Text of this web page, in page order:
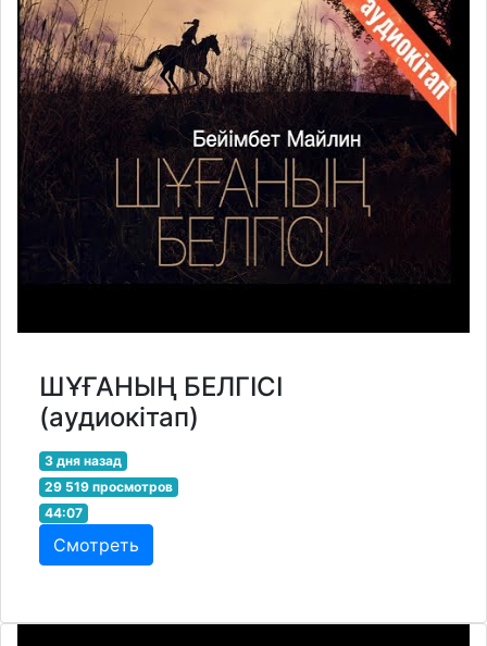
ШҰҒАНЫҢ БЕЛГІСІ
(аудиокітап)
3 дня назад
29 519 просмотров
44:07
Смотреть